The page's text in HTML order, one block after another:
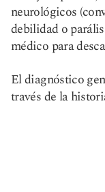
neurológicos
debilidad o
médico para
El diagnóstico
través de la